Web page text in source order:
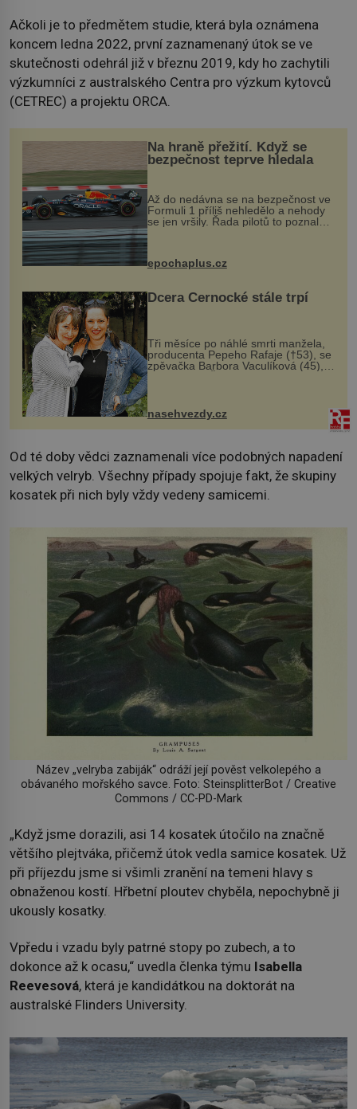
Ačkoli je to předmětem studie, která byla oznámena
koncem ledna 2022, první zaznamenaný útok se ve
skutečnosti odehrál již v březnu 2019, kdy ho zachytili
výzkumníci z australského Centra pro výzkum kytovců
(CETREC) a projektu ORCA.
Na hraně přežití. Když se
bezpečnost teprve hledala
Až do nedávna se na bezpečnost ve
Formuli 1 příliš nehledělo a nehody
se jen vršily. Řada pilotů to poznala
na vlastní kůži, často s trvalými
následky nebo bohužel i ztrátou
života. Dnes nepochopiteln...
epochaplus.cz
Dcera Černocké stále trpí
Tři měsíce po náhlé smrti manžela,
producenta Pepeho Rafaje (†53), se
zpěvačka Barbora Vaculíková (45),
dcera Petry Černocké (75), poprvé
ozvala veřejnosti. Na sociální síti
sdílela, že se snaží fung...
nasehvezdy.cz
Od té doby vědci zaznamenali více podobných napadení
velkých velryb. Všechny případy spojuje fakt, že skupiny
kosatek při nich byly vždy vedeny samicemi.
Název „velryba zabiják“ odráží její pověst velkolepého a
obávaného mořského savce. Foto: SteinsplitterBot / Creative
Commons / CC-PD-Mark
„Když jsme dorazili, asi 14 kosatek útočilo na značně
většího plejtváka, přičemž útok vedla samice kosatek. Už
při příjezdu jsme si všimli zranění na temeni hlavy s
obnaženou kostí. Hřbetní ploutev chyběla, nepochybně ji
ukously kosatky.
Vpředu i vzadu byly patrné stopy po zubech, a to
dokonce až k ocasu,“ uvedla členka týmu Isabella
Reevesová, která je kandidátkou na doktorát na
australské Flinders University.